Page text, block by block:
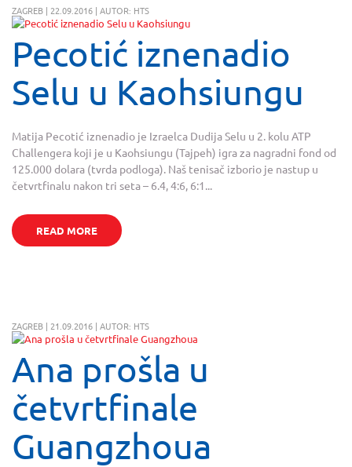
ZAGREB | 22.09.2016 | AUTOR: HTS
Pecotić iznenadio
Selu u Kaohsiungu
Matija Pecotić iznenadio je Izraelca Dudija Selu u 2. kolu ATP
Challengera koji je u Kaohsiungu (Tajpeh) igra za nagradni fond od
125.000 dolara (tvrda podloga). Naš tenisač izborio je nastup u
četvrtfinalu nakon tri seta – 6.4, 4:6, 6:1...
READ MORE
ZAGREB | 21.09.2016 | AUTOR: HTS
Ana prošla u
četvrtfinale
Guangzhoua